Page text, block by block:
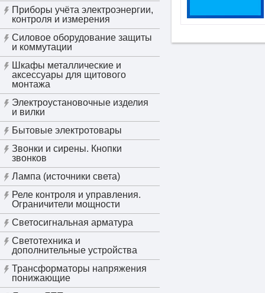
Приборы учёта электроэнергии,
контроля и измерения
Силовое оборудование защиты
и коммутации
Шкафы металлические и
аксессуары для щитового
монтажа
Электроустановочные изделия
и вилки
Бытовые электротовары
Звонки и сирены. Кнопки
звонков
Лампа (источники света)
Реле контроля и управления.
Ограничители мощности
Светосигнальная арматура
Светотехника и
дополнительные устройства
Трансформаторы напряжения
понижающие